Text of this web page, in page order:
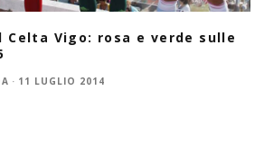
Celta Vigo: rosa e verde sulle
· 11 LUGLIO 2014